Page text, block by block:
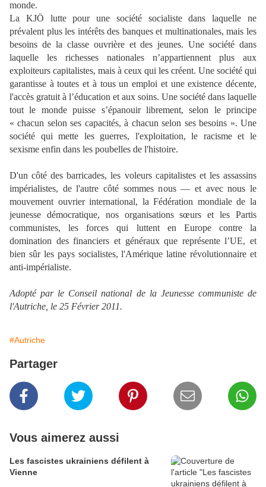
monde.
La KJÖ lutte pour une société socialiste dans laquelle ne
prévalent plus les intérêts des banques et multinationales, mais les
besoins de la classe ouvrière et des jeunes. Une société dans
laquelle les richesses nationales n’appartiennent plus aux
exploiteurs capitalistes, mais à ceux qui les créent. Une société qui
garantisse à toutes et à tous un emploi et une existence décente,
l'accès gratuit à l’éducation et aux soins. Une société dans laquelle
tout le monde puisse s’épanouir librement, selon le principe
« chacun selon ses capacités, à chacun selon ses besoins ». Une
société qui mette les guerres, l'exploitation, le racisme et le
sexisme enfin dans les poubelles de l'histoire.
D'un côté des barricades, les voleurs capitalistes et les assassins
impérialistes, de l'autre côté sommes nous — et avec nous le
mouvement ouvrier international, la Fédération mondiale de la
jeunesse démocratique, nos organisations sœurs et les Partis
communistes, les forces qui luttent en Europe contre la
domination des financiers et généraux que représente l’UE, et
bien sûr les pays socialistes, l'Amérique latine révolutionnaire et
anti-impérialiste.
Adopté par le Conseil national de la Jeunesse communiste de
l'Autriche, le 25 Février 2011.
#Autriche
Partager
Vous aimerez aussi
Les fascistes ukrainiens défilent à
Vienne